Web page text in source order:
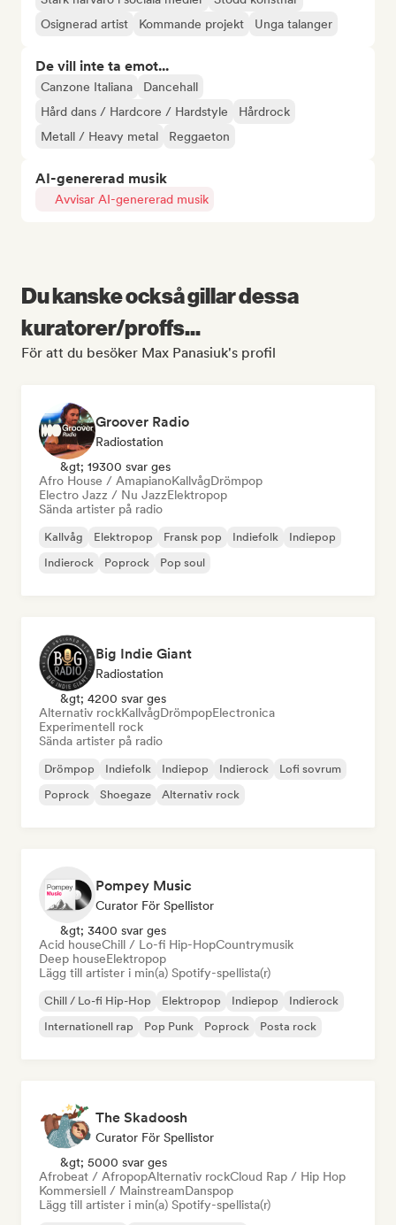
Osignerad artist
Kommande projekt Unga talanger
De vill inte ta emot...
Canzone Italiana
Dancehall
Hård dans / Hardcore / Hardstyle
Hårdrock
Metall / Heavy metal
Reggaeton
AI-genererad musik
Avvisar AI-genererad musik
Du kanske också gillar dessa
kuratorer/proffs...
För att du besöker Max Panasiuk's profil
Groover Radio
Radiostation
&gt; 19300 svar ges
Afro House / AmapianoKallvågDrömpop
Electro Jazz / Nu JazzElektropop
Sända artister på radio
Kallvåg Elektropop Fransk pop Indiefolk
Indiepop
Indierock
Poprock Pop soul
Big Indie Giant
Radiostation
&gt; 4200 svar ges
Alternativ rockKallvågDrömpopElectronica
Experimentell rock
Sända artister på radio
Drömpop Indiefolk Indiepop Indierock
Lofi sovrum
Poprock
Shoegaze Alternativ rock
Pompey Music
Curator För Spellistor
&gt; 3400 svar ges
Acid houseChill / Lo-fi Hip-HopCountrymusik
Deep houseElektropop
Lägg till artister i min(a) Spotify-spellista(r)
Chill / Lo-fi Hip-Hop Elektropop Indiepop
Indierock
Internationell rap
Pop Punk Poprock Posta rock
The Skadoosh
Curator För Spellistor
&gt; 5000 svar ges
Afrobeat / AfropopAlternativ rockCloud Rap / Hip Hop
Kommersiell / MainstreamDanspop
Lägg till artister i min(a) Spotify-spellista(r)